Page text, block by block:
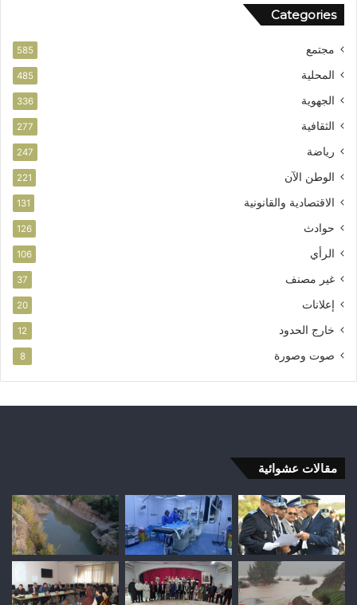
Categories
مجتمع 585
المحلية 485
الجهوية 336
الثقافية 277
رياضة 247
الوطن الآن 221
الاقتصادية والقانونية 131
حوادث 126
الرأي 106
غير مصنف 37
إعلانات 20
خارج الحدود 12
صوت وصورة 8
مقالات عشوائية